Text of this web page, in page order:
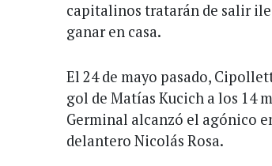
capitalinos tratarán de salir
ganar en casa.
El 24 de mayo pasado,
gol de Matías Kucich a los 14
Germinal alcanzó el agónico
delantero Nicolás Rosa.